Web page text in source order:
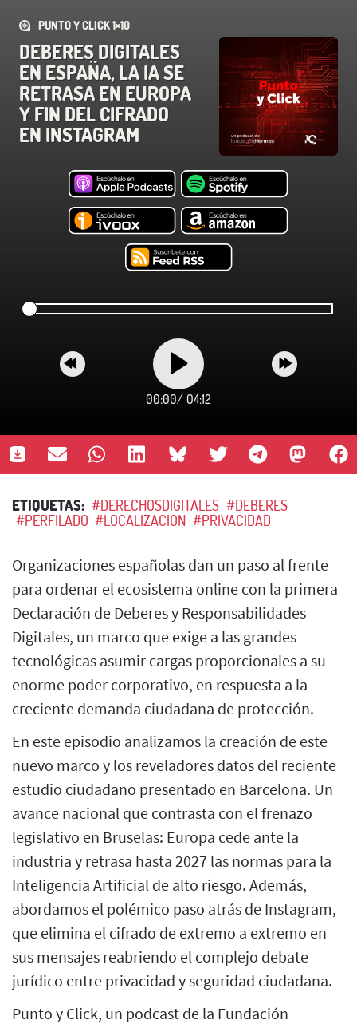
PUNTO Y CLICK 1×10
DEBERES DIGITALES
EN ESPAÑA, LA IA SE
RETRASA EN EUROPA
Y FIN DEL CIFRADO
EN INSTAGRAM
00:00/ 04:12
ETIQUETAS: #DERECHOSDIGITALES #DEBERES
#PERFILADO #LOCALIZACION #PRIVACIDAD
Organizaciones españolas dan un paso al frente
para ordenar el ecosistema online con la primera
Declaración de Deberes y Responsabilidades
Digitales, un marco que exige a las grandes
tecnológicas asumir cargas proporcionales a su
enorme poder corporativo, en respuesta a la
creciente demanda ciudadana de protección.
En este episodio analizamos la creación de este
nuevo marco y los reveladores datos del reciente
estudio ciudadano presentado en Barcelona. Un
avance nacional que contrasta con el frenazo
legislativo en Bruselas: Europa cede ante la
industria y retrasa hasta 2027 las normas para la
Inteligencia Artificial de alto riesgo. Además,
abordamos el polémico paso atrás de Instagram,
que elimina el cifrado de extremo a extremo en
sus mensajes reabriendo el complejo debate
jurídico entre privacidad y seguridad ciudadana.
Punto y Click, un podcast de la Fundación